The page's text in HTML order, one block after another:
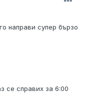
направи супер бързо
се справих за 6:00